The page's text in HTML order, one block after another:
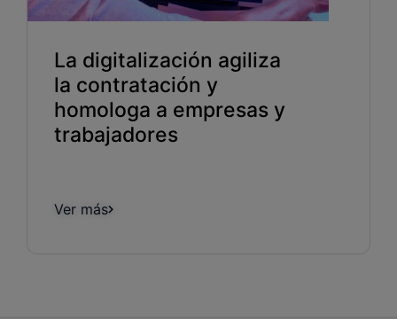
La digitalización agiliza
la contratación y
homologa a empresas y
trabajadores
Ver más